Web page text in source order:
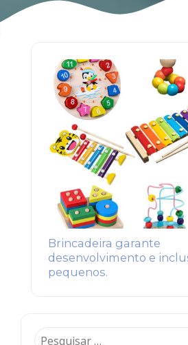
Brincadeira garante
desenvolvimento e
pequenos.
Pesquisar